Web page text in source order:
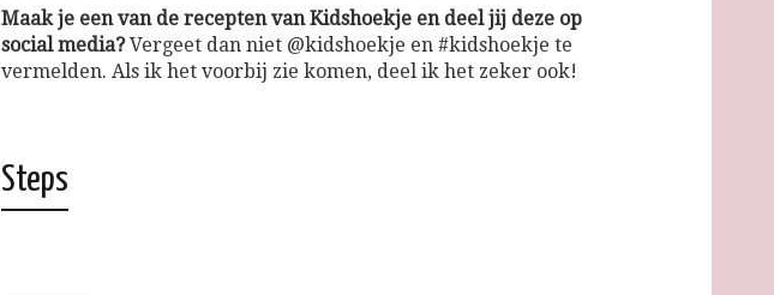
Maak je een van de recepten van Kidshoekje en deel jij deze op
social media?Vergeet dan niet @kidshoekje en #kidshoekje te
vermelden. Als ik het voorbij zie komen, deel ik het zeker ook!
Steps